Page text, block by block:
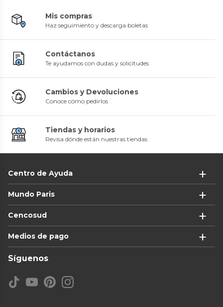
Mis compras
Haz seguimiento y descarga boletas
Contáctanos
Te ayudamos con dudas y solicitudes
Cambios y Devoluciones
Conoce cómo pedirlos
Tiendas y horarios
Revisa dónde están nuestras tiendas
Centro de Ayuda
Mundo Paris
Cencosud
Medios de pago
Síguenos